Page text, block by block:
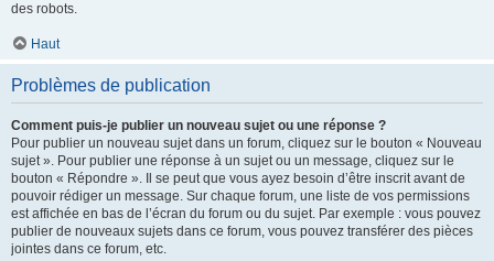
des robots.
Haut
Problèmes de publication
Comment puis-je publier un nouveau sujet ou une réponse ?
Pour publier un nouveau sujet dans un forum, cliquez sur le bouton « Nouveau
sujet ». Pour publier une réponse à un sujet ou un message, cliquez sur le
bouton « Répondre ». Il se peut que vous ayez besoin d’être inscrit avant de
pouvoir rédiger un message. Sur chaque forum, une liste de vos permissions
est affichée en bas de l’écran du forum ou du sujet. Par exemple : vous pouvez
publier de nouveaux sujets dans ce forum, vous pouvez transférer des pièces
jointes dans ce forum, etc.